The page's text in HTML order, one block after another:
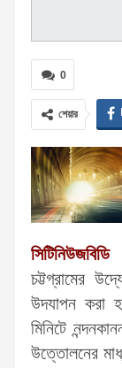
0
শেয়ার
চট্টগ্রামের
উদযাপন করা
মিনিটে
উত্তোলনের